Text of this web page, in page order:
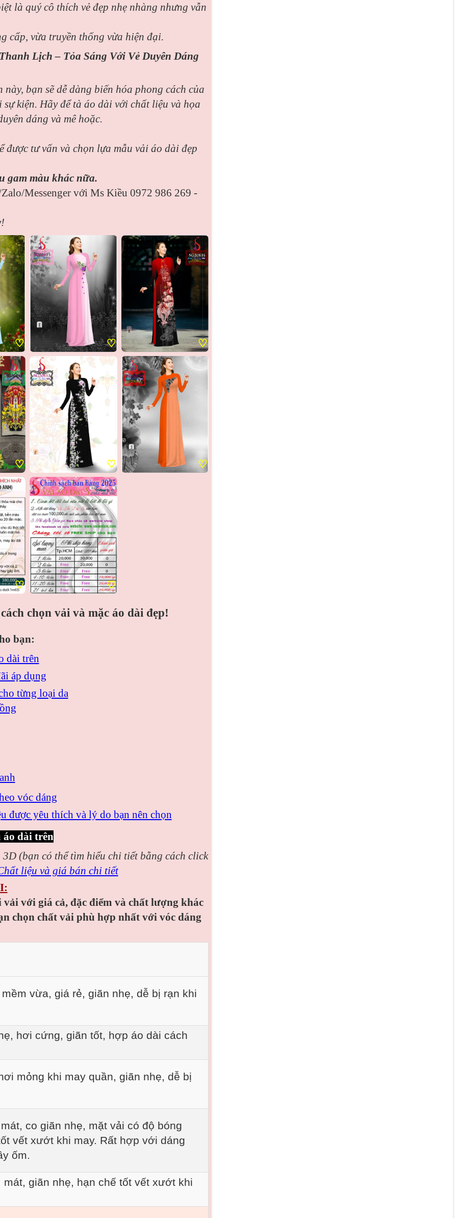
là quý cô thích vẻ đẹp nhẹ nhàng nhưng vẫn
cấp, vừa truyền thống vừa hiện đại.
Lịch – Tỏa Sáng Với Vẻ Duyên Dáng
bạn sẽ dễ dàng biến hóa phong cách của
kiện. Hãy để tà áo dài với chất liệu và họa
dáng và mê hoặc.
được tư vấn và chọn lựa mẫu vải áo dài đẹp
gam màu khác nữa.
Messenger với Ms Kiều 0972 986 269 -
♡ ♡ ♡
♡ ♡ ♡
♡ ♡
chọn vải và mặc áo dài đẹp!
bạn:
dài trên
áp dụng
từng loại da
vóc dáng
được yêu thích và lý do bạn nên chọn
áo dài trên
(bạn có thể tìm hiểu chi tiết bằng cách click
liệu và giá bán chi tiết
với giá cả, đặc điểm và chất lượng khác
chọn chất vải phù hợp nhất với vóc dáng
vừa, giá rẻ, giãn nhẹ, dễ bị rạn khi
hơi cứng, giãn tốt, hợp áo dài cách
mỏng khi may quần, giãn nhẹ, dễ bị
co giãn nhẹ, mặt vải có độ bóng
vết xướt khi may. Rất hợp với dáng
ốm.
mát, giãn nhẹ, hạn chế tốt vết xướt khi